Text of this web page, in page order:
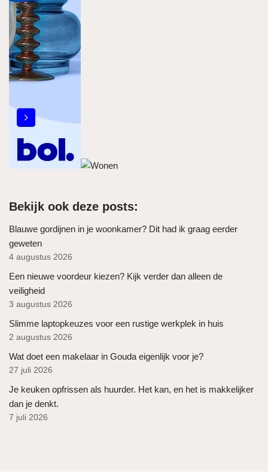
Bekijk ook deze posts:
Blauwe gordijnen in je woonkamer? Dit had ik graag eerder
geweten
4 augustus 2026
Een nieuwe voordeur kiezen? Kijk verder dan alleen de
veiligheid
3 augustus 2026
Slimme laptopkeuzes voor een rustige werkplek in huis
2 augustus 2026
Wat doet een makelaar in Gouda eigenlijk voor je?
27 juli 2026
Je keuken opfrissen als huurder. Het kan, en het is makkelijker
dan je denkt.
7 juli 2026